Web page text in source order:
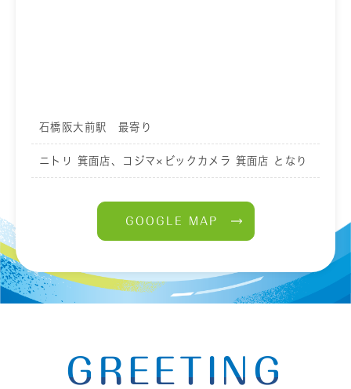
石橋阪大前駅 最寄り
ニトリ 箕面店、コジマ×ビックカメラ 箕面店 となり
GOOGLE MAP
GREETING